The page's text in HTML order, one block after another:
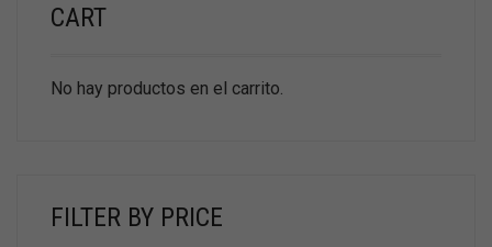
CART
No hay productos en el carrito.
FILTER BY PRICE